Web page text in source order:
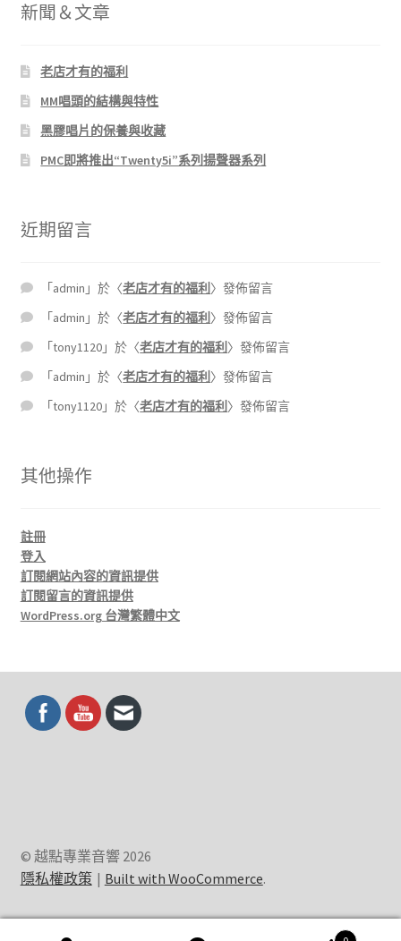
新聞＆文章
老店才有的福利
MM唱頭的結構與特性
黑膠唱片的保養與收藏
PMC即將推出“Twenty5i”系列揚聲器系列
近期留言
「 admin 」於〈老店才有的福利 〉發佈留言
「 admin 」於〈老店才有的福利 〉發佈留言
「tony1120 」於〈老店才有的福利 〉發佈留言
「 admin 」於〈老店才有的福利 〉發佈留言
「tony1120 」於〈老店才有的福利 〉發佈留言
其他操作
註冊
登入
訂閱網站內容的資訊提供
訂閱留言的資訊提供
WordPress.org 台灣繁體中文
© 越點專業音響 2026
隱私權政策
Built with WooCommerce.